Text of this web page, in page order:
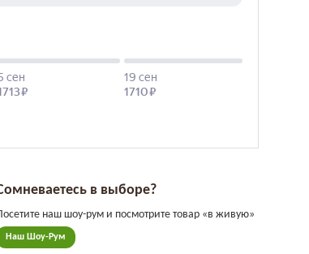
в выборе?
наш шоу-рум и посмотрите товар «в живую»
Наш Шоу-Рум